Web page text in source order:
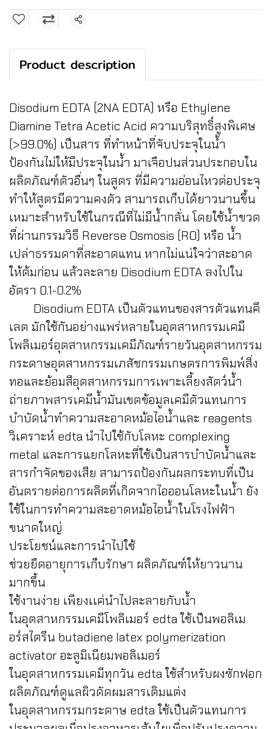
แชร์
Product description
Disodium EDTA (2NA EDTA) หรือ Ethylene
Diamine Tetra Acetic Acid ความบริสุทธิ์สูงพิเศษ
(>99.0%) เป็นสาร ที่ทำหน้าที่จับประจุในน้ำ
ป้องกันไม่ให้มีประจุในน้ำ มาเจือปนส่วนประกอบใน
ผลิตภัณฑ์ตัวอื่นๆ ในสูตร ที่มีความอ่อนไหวต่อประจุ
ทำให้สูตรมีความคงตัว สามารถเก็บได้ยาวนานขึ้น
เหมาะสำหรับใช้ในกรณีที่ไม่มีน้ำกลั่น โดยใช้น้ำขวด
ที่ผ่านกรรมวิธี Reverse Osmosis (RO) หรือ น้ำ
เปล่าธรรมดาที่สะอาดแทน หากไม่แน่ใจว่าสะอาด
ให้ต้มก่อน แล้วละลาย Disodium EDTA ลงไปใน
อัตรา 0.1-0.2%
Disodium EDTA เป็นตัวแทนของสารตัวแทนคี
เลต มักใช้กันอย่างแพร่หลายในอุตสาหกรรมเคมี
โพลิเมอร์อุตสาหกรรมเคมีภัณฑ์รายวันอุตสาหกรรม
กระดาษอุตสาหกรรมเภสัชกรรมเกษตรการพิมพ์สิ่ง
ทอและย้อมสีอุตสาหกรรมการเพาะเลี้ยงสัตว์น้ำ
ถ่ายภาพสารเคมีน้ำมันเขตข้อมูลเคมีตัวแทนการ
บำบัดน้ำทำความสะอาดหม้อไอน้ำและ reagents
วิเคราะห์ edta นำไปใช้กับโลหะ complexing
metal และการแยกโลหะที่ใช้เป็นสารบำบัดน้ำและ
สารกำจัดของเสีย สามารถป้องกันผลกระทบที่เป็น
อันตรายต่อการผลิตที่เกิดจากไอออนโลหะในน้ำ ยัง
ใช้ในการทำความสะอาดหม้อไอน้ำในโรงไฟฟ้า
ขนาดใหญ่
ประโยชน์และการนำไปใช้
ช่วยยืดอายุการเก็บรักษา ผลิตภัณฑ์ให้ยาวนาน
มากขึ้น
ใช้งานง่าย เพียงเเค่นำไปละลายกับน้ำ
ในอุตสาหกรรมเคมีโพลิเมอร์ edta ใช้เป็นพอลิเม
อร์สไตรีน butadiene latex polymerization
activator อะลูมิเนียมพอลิเมอร์
ในอุตสาหกรรมเคมีทุกวัน edta ใช้สำหรับผงซักฟอก
ผลิตภัณฑ์ดูแลผิวดัดผมสารเติมแต่ง
ในอุตสาหกรรมกระดาษ edta ใช้เป็นตัวแทนการ